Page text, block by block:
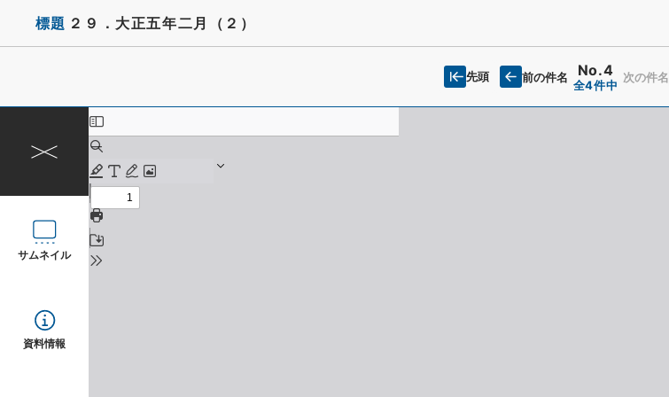
標題 ２９．大正五年二月（２）
先頭 前の件名 No.4
全4件中
次の件名
サムネイル
資料情報